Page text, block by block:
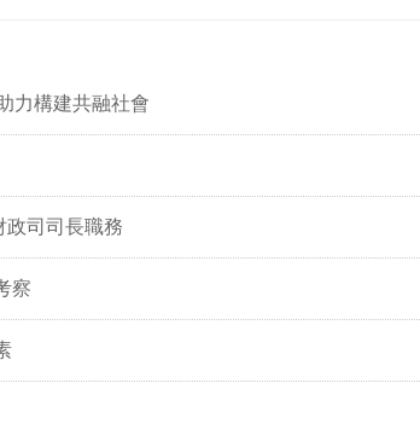
力構建共融社會
政司司長職務
察